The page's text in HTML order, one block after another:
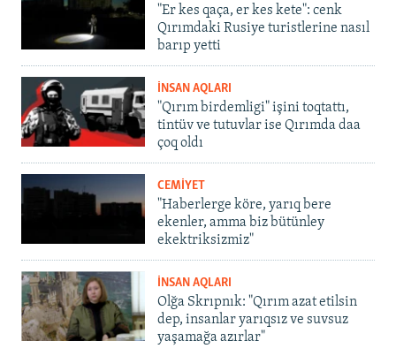
"Er kes qaça, er kes kete": cenk
Qırımdaki Rusiye turistlerine nasıl
barıp yetti
İNSAN AQLARI
"Qırım birdemligi" işini toqtattı,
tintüv ve tutuvlar ise Qırımda daa
çoq oldı
CEMİYET
"Haberlerge köre, yarıq bere
ekenler, amma biz bütünley
ekektriksizmiz"
İNSAN AQLARI
Olğa Skrıpnık: "Qırım azat etilsin
dep, insanlar yarıqsız ve suvsuz
yaşamağa azırlar"